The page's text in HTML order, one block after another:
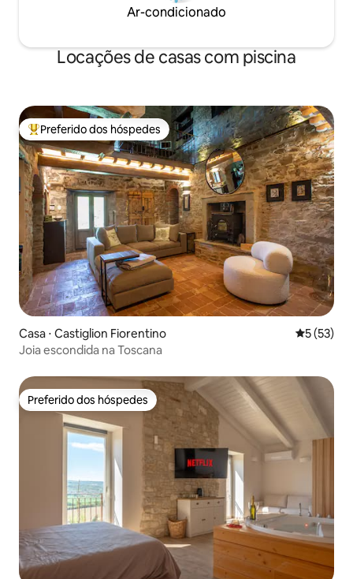
Ar-condicionado
Locações de casas com piscina
Entre os melhores preferidos dos hóspedes
Preferido dos hóspedes
Casa ⋅ Castiglion Fiorentino 5 de uma
5 (53)
Joia escondida na Toscana
Preferido dos hóspedes
Preferido dos hóspedes